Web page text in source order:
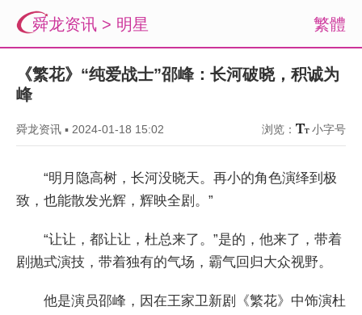
繁體
舜龙资讯 > 明星
《繁花》“纯爱战士”邵峰：长河破晓，积诚为
峰
舜龙资讯 ▪ 2024-01-18 15:02 浏览： 小字号
“明月隐高树，长河没晓天。再小的角色演绎到极
致，也能散发光辉，辉映全剧。”
“让让，都让让，杜总来了。”是的，他来了，带着
剧抛式演技，带着独有的气场，霸气回归大众视野。
他是演员邵峰，因在王家卫新剧《繁花》中饰演杜